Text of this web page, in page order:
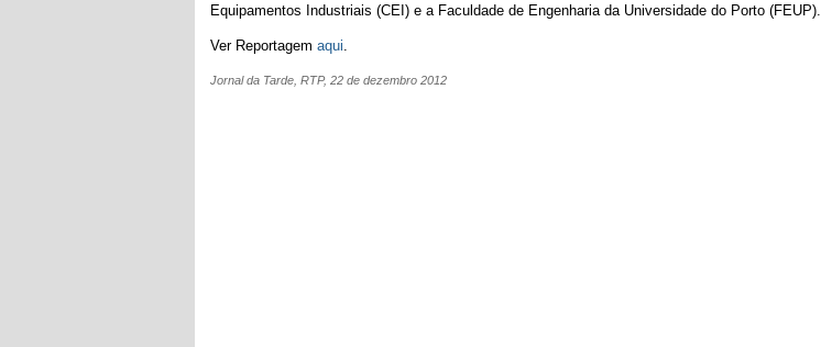
Equipamentos Industriais (CEI) e a Faculdade de Engenharia da Universidade do Porto (FEUP).
Ver Reportagemaqui
Jornal da Tarde, RTP, 22 de dezembro 2012